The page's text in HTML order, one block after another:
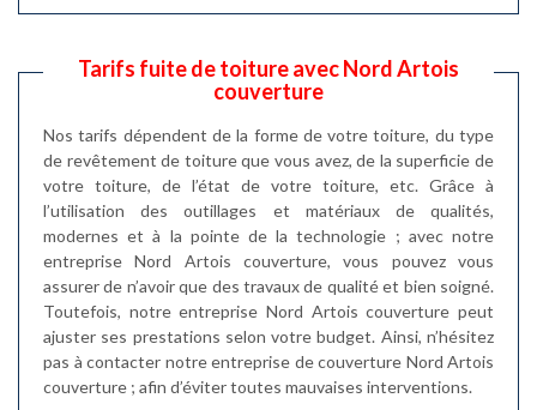
Tarifs fuite de toiture avec Nord Artois
couverture
Nos tarifs dépendent de la forme de votre toiture, du type
de revêtement de toiture que vous avez, de la superficie de
votre toiture, de l’état de votre toiture, etc. Grâce à
l’utilisation des outillages et matériaux de qualités,
modernes et à la pointe de la technologie ; avec notre
entreprise Nord Artois couverture, vous pouvez vous
assurer de n’avoir que des travaux de qualité et bien soigné.
Toutefois, notre entreprise Nord Artois couverture peut
ajuster ses prestations selon votre budget. Ainsi, n’hésitez
pas à contacter notre entreprise de couverture Nord Artois
couverture ; afin d’éviter toutes mauvaises interventions.